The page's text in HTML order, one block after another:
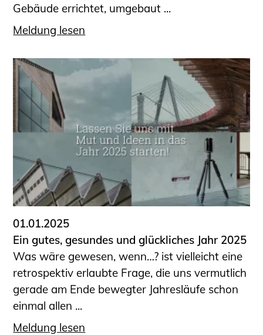
Gebäude errichtet, umgebaut ...
Meldung lesen
01.01.2025
Ein gutes, gesundes und glückliches Jahr 2025
Was wäre gewesen, wenn…? ist vielleicht eine
retrospektiv erlaubte Frage, die uns vermutlich
gerade am Ende bewegter Jahresläufe schon
einmal allen ...
Meldung lesen